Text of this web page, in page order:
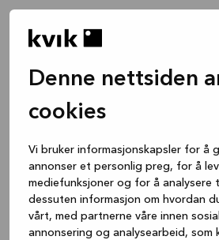
Denne nettsiden
cookies
Vi bruker informasjonskapsler for å
annonser et personlig preg, for å
mediefunksjoner og for å analysere
dessuten informasjon om hvordan
vårt, med partnerne våre innen
annonsering og analysearbeid, som